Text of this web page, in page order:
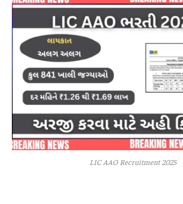
LIC AAO Recruitment 2025